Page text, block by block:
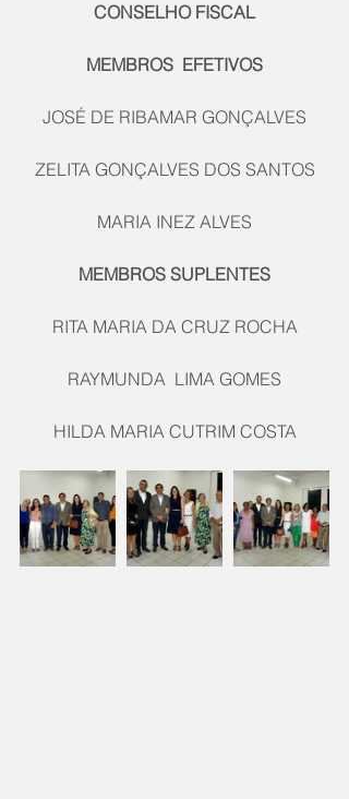
CONSELHO FISCAL
MEMBROS  EFETIVOS
JOSÉ DE RIBAMAR GONÇALVES
ZELITA GONÇALVES DOS SANTOS
MARIA INEZ ALVES
MEMBROS SUPLENTES
RITA MARIA DA CRUZ ROCHA
RAYMUNDA  LIMA GOMES
HILDA MARIA CUTRIM COSTA